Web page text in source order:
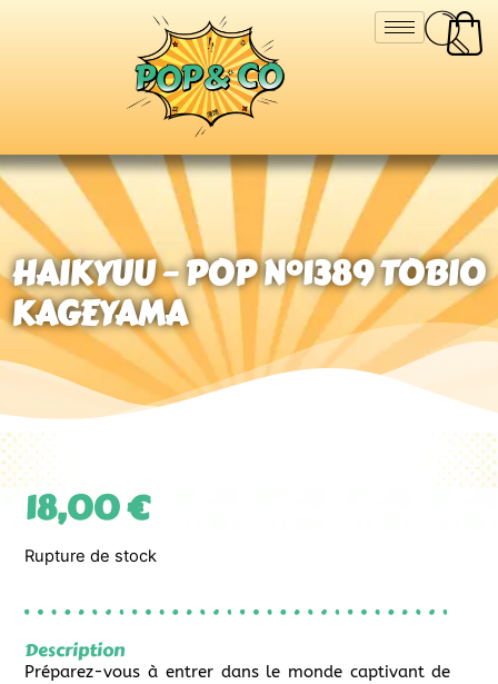
HAIKYUU – POP N°1389 TOBIO
KAGEYAMA
18,00€
Rupture de stock
Description
Préparez-vous à entrer dans le monde captivant de